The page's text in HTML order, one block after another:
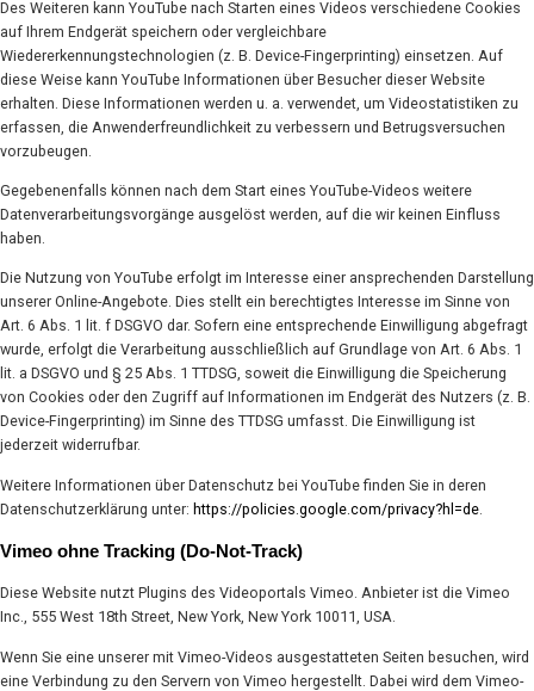
Des Weiteren kann YouTube nach Starten eines Videos verschiedene Cookies
auf Ihrem Endgerät speichern oder vergleichbare
Wiedererkennungstechnologien (z. B. Device-Fingerprinting) einsetzen. Auf
diese Weise kann YouTube Informationen über Besucher dieser Website
erhalten. Diese Informationen werden u. a. verwendet, um Videostatistiken zu
erfassen, die Anwenderfreundlichkeit zu verbessern und Betrugsversuchen
vorzubeugen.
Gegebenenfalls können nach dem Start eines YouTube-Videos weitere
Datenverarbeitungsvorgänge ausgelöst werden, auf die wir keinen Einfluss
haben.
Die Nutzung von YouTube erfolgt im Interesse einer ansprechenden Darstellung
unserer Online-Angebote. Dies stellt ein berechtigtes Interesse im Sinne von
Art. 6 Abs. 1 lit. f DSGVO dar. Sofern eine entsprechende Einwilligung abgefragt
wurde, erfolgt die Verarbeitung ausschließlich auf Grundlage von Art. 6 Abs. 1
lit. a DSGVO und § 25 Abs. 1 TTDSG, soweit die Einwilligung die Speicherung
von Cookies oder den Zugriff auf Informationen im Endgerät des Nutzers (z. B.
Device-Fingerprinting) im Sinne des TTDSG umfasst. Die Einwilligung ist
jederzeit widerrufbar.
Weitere Informationen über Datenschutz bei YouTube finden Sie in deren
Datenschutzerklärung unter: https://policies.google.com/privacy?hl=de
Vimeo ohne Tracking (Do-Not-Track)
Diese Website nutzt Plugins des Videoportals Vimeo. Anbieter ist die Vimeo
Inc., 555 West 18th Street, New York, New York 10011, USA.
Wenn Sie eine unserer mit Vimeo-Videos ausgestatteten Seiten besuchen, wird
eine Verbindung zu den Servern von Vimeo hergestellt. Dabei wird dem Vimeo-